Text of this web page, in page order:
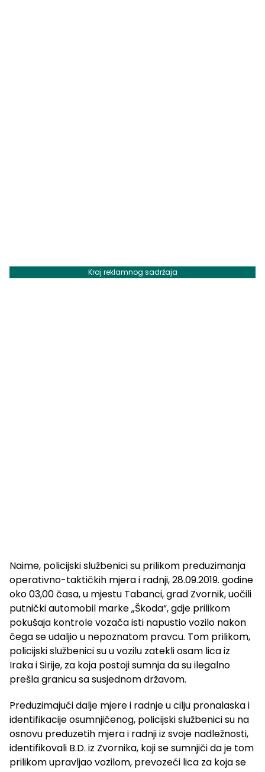
Kraj reklamnog sadržaja
Naime, policijski službenici su prilikom preduzimanja
operativno-taktičkih mjera i radnji, 28.09.2019. godine
oko 03,00 časa, u mjestu Tabanci, grad Zvornik, uočili
putnički automobil marke „Škoda“, gdje prilikom
pokušaja kontrole vozača isti napustio vozilo nakon
čega se udaljio u nepoznatom pravcu. Tom prilikom,
policijski službenici su u vozilu zatekli osam lica iz
Iraka i Sirije, za koja postoji sumnja da su ilegalno
prešla granicu sa susjednom državom.
Preduzimajući dalje mjere i radnje u cilju pronalaska i
identifikacije osumnjičenog, policijski službenici su na
osnovu preduzetih mjera i radnji iz svoje nadležnosti,
identifikovali B.D. iz Zvornika, koji se sumnjiči da je tom
prilikom upravljao vozilom, prevozeći lica za koja se